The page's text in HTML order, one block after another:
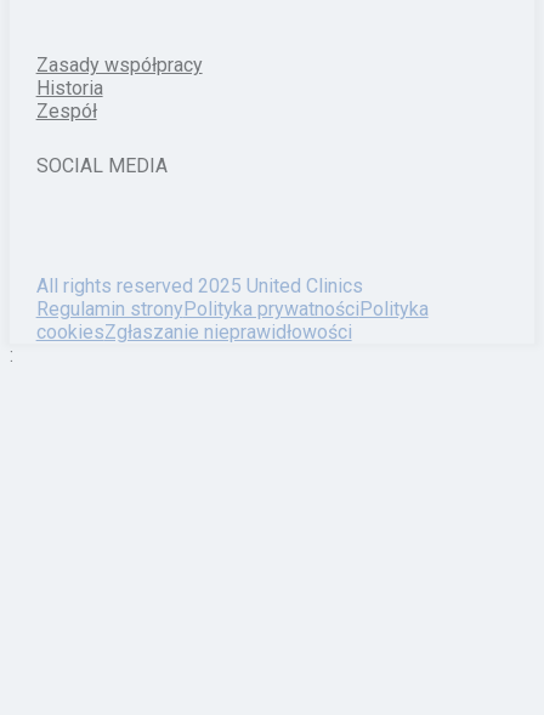
Zasady współpracy
Historia
Zespół
SOCIAL MEDIA
All rights reserved 2025 United Clinics
Regulamin strony Polityka prywatności Polityka
cookiesZgłaszanie nieprawidłowości
: